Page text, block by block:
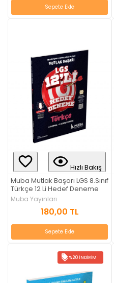
Sepete Ekle
Hızlı Bakış
Muba Mutlak Başarı LGS 8.Sınıf
Türkçe 12 Li Hedef Deneme
Muba Yayınları
180,00 TL
Sepete Ekle
%20 İNDIRIM